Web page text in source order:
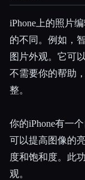
iPhone上的照片
的不同。例如，
图片外观。它可
不需要你的帮助
整。
你的iPhone有一
可以提高图像的
度和饱和度。此
观。